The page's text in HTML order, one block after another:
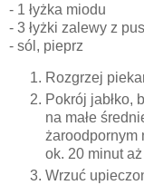
- 1 łyżka miodu
- 3 łyżki zalewy z
- sól, pieprz
Rozgrzej
Pokrój jabłko,
na małe
żaroodpornym
ok. 20 minut
Wrzuć